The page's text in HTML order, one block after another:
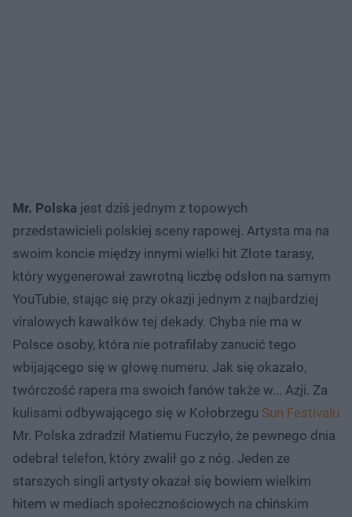
Mr. Polska jest dziś jednym z topowych
przedstawicieli polskiej sceny rapowej. Artysta ma na
swoim koncie między innymi wielki hit Złote tarasy,
który wygenerował zawrotną liczbę odsłon na samym
YouTubie, stając się przy okazji jednym z najbardziej
viralowych kawałków tej dekady. Chyba nie ma w
Polsce osoby, która nie potrafiłaby zanucić tego
wbijającego się w głowę numeru. Jak się okazało,
twórczość rapera ma swoich fanów także w... Azji. Za
kulisami odbywającego się w Kołobrzegu Sun Festivalu
Mr. Polska zdradził Matiemu Fuczyło, że pewnego dnia
odebrał telefon, który zwalił go z nóg. Jeden ze
starszych singli artysty okazał się bowiem wielkim
hitem w mediach społecznościowych na chińskim